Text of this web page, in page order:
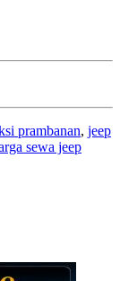
prambanan, jeep
sewa jeep